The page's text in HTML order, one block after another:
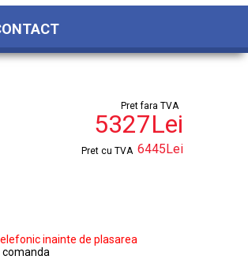
Pret fara TVA
5327Lei
Pret cu TVA 6445Lei
inainte de plasarea
comanda